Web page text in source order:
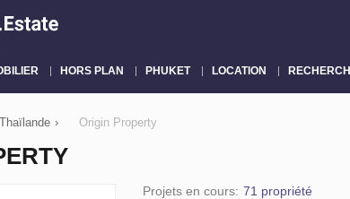
HORS PLAN PHUKET LOCATION
› Origin Property
Projets en cours: 71 propriété